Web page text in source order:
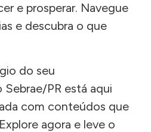
e prosperar. Navegue
e descubra o que
do seu
PR está aqui
com conteúdos que
agora e leve o